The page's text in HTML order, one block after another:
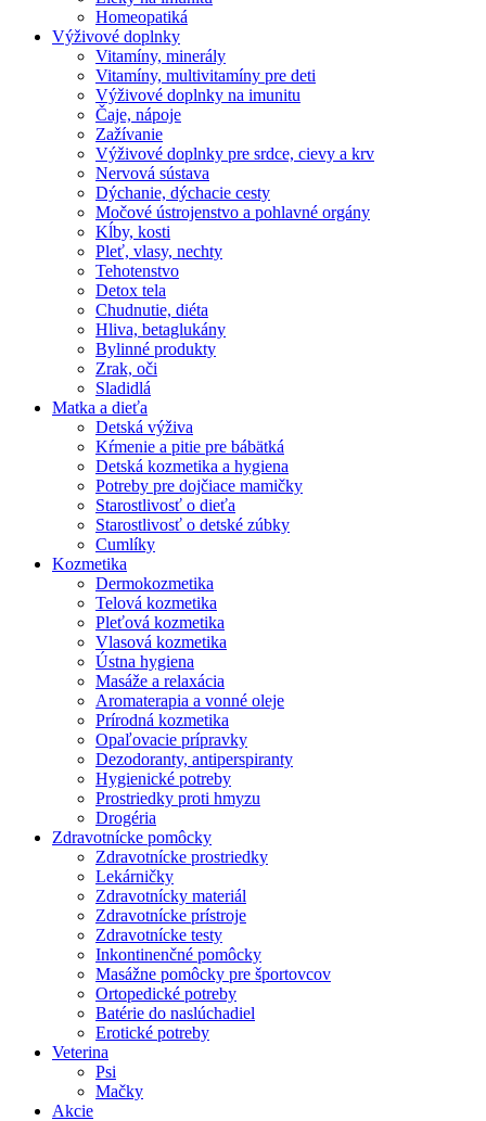
Homeopatiká
Výživové doplnky
Vitamíny, minerály
Vitamíny, multivitamíny pre deti
Výživové doplnky na imunitu
Čaje, nápoje
Zažívanie
Výživové doplnky pre srdce, cievy a krv
Nervová sústava
Dýchanie, dýchacie cesty
Močové ústrojenstvo a pohlavné orgány
Kĺby, kosti
Pleť, vlasy, nechty
Tehotenstvo
Detox tela
Chudnutie, diéta
Hliva, betaglukány
Bylinné produkty
Zrak, oči
Sladidlá
Matka a dieťa
Detská výživa
Kŕmenie a pitie pre bábätká
Detská kozmetika a hygiena
Potreby pre dojčiace mamičky
Starostlivosť o dieťa
Starostlivosť o detské zúbky
Cumlíky
Kozmetika
Dermokozmetika
Telová kozmetika
Pleťová kozmetika
Vlasová kozmetika
Ústna hygiena
Masáže a relaxácia
Aromaterapia a vonné oleje
Prírodná kozmetika
Opaľovacie prípravky
Dezodoranty, antiperspiranty
Hygienické potreby
Prostriedky proti hmyzu
Drogéria
Zdravotnícke pomôcky
Zdravotnícke prostriedky
Lekárničky
Zdravotnícky materiál
Zdravotnícke prístroje
Zdravotnícke testy
Inkontinenčné pomôcky
Masážne pomôcky pre športovcov
Ortopedické potreby
Batérie do naslúchadiel
Erotické potreby
Veterina
Psi
Mačky
Akcie